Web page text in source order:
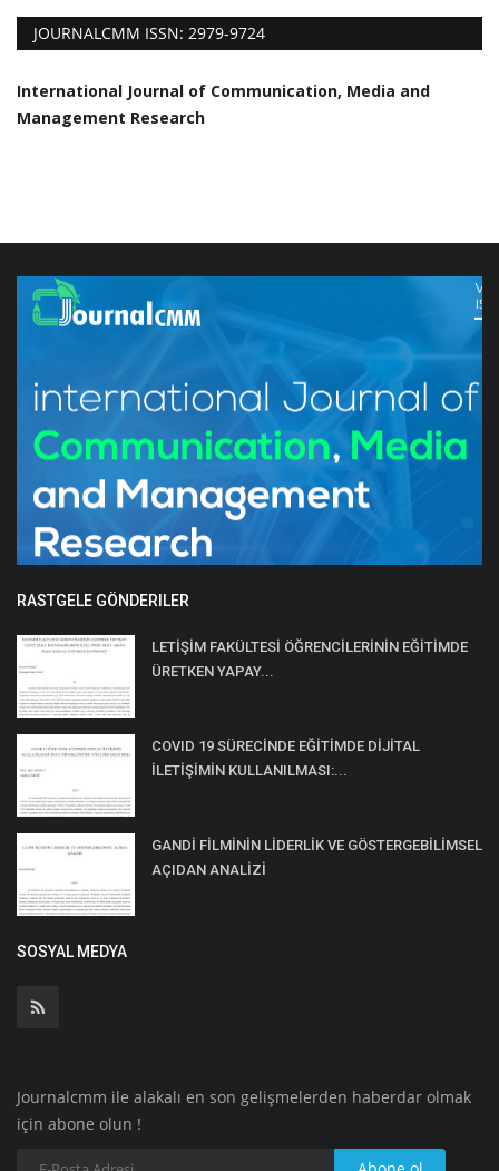
JOURNALCMM ISSN: 2979-9724
International Journal of Communication, Media and
Management Research
RASTGELE GÖNDERILER
LETİŞİM FAKÜLTESİ ÖĞRENCİLERİNİN EĞİTİMDE
ÜRETKEN YAPAY...
COVID 19 SÜRECİNDE EĞİTİMDE DİJİTAL
İLETİŞİMİN KULLANILMASI:...
GANDİ FİLMİNİN LİDERLİK VE GÖSTERGEBİLİMSEL
AÇIDAN ANALİZİ
SOSYAL MEDYA
Journalcmm ile alakalı en son gelişmelerden haberdar olmak
için abone olun !